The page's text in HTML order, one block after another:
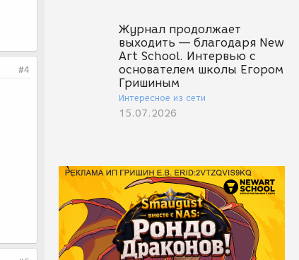
Журнал продолжает
выходить — благодаря New
Art School. Интервью с
основателем школы Егором
Гришиным
Интересное из сети
15.07.2026
#4